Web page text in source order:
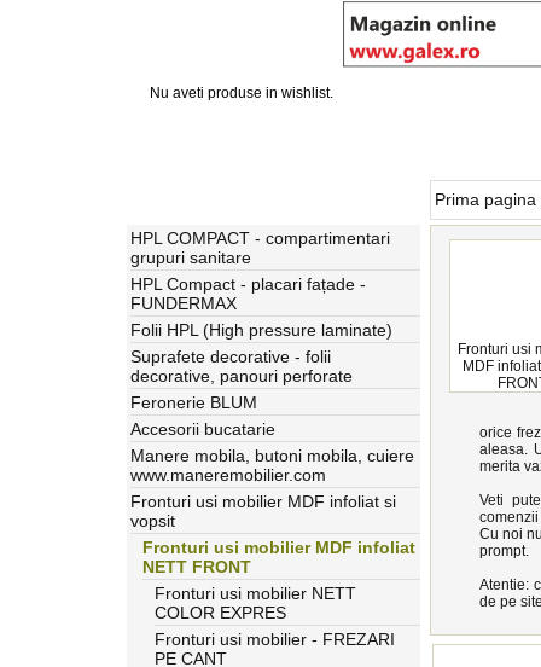
Nu aveti produse in wishlist.
Prima pagina
Fronturi usi
HPL COMPACT - compartimentari
grupuri sanitare
HPL Compact - placari fațade -
FUNDERMAX
Folii HPL (High pressure laminate)
Suprafete decorative - folii
decorative, panouri perforate
Feronerie BLUM
Accesorii bucatarie
Manere mobila, butoni mobila, cuiere
www.maneremobilier.com
Fronturi usi mobilier MDF infoliat si
vopsit
Fronturi usi mobilier MDF infoliat
NETT FRONT
Fronturi usi mobilier NETT
COLOR EXPRES
Fronturi usi mobilier - FREZARI
PE CANT
Fronturi usi
MDF
orice
aleasa.
merita
Veti
Cu noi
prompt.
Atentie:
de pe